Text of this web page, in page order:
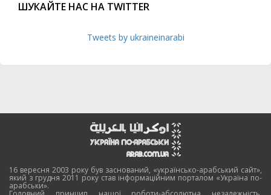
ШУКАЙТЕ НАС НА TWITTER
Tweets by ukraineinarabi
16 вересня 2003 року був заснований, «українсько-арабський сайт»,
який з грудня 2011 року став інформаційним порталом «Україна по-
арабськи».